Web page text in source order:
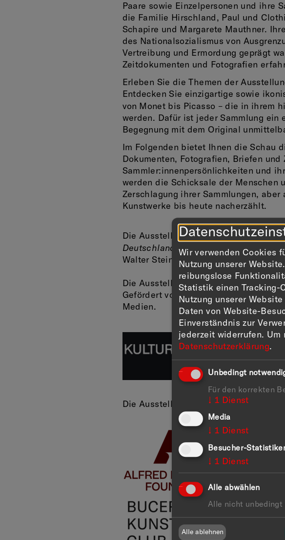
Paare sowie Einzelpersonen und ihre
die Familie Hirschland, Paul und
Schapire und Margarete Mauthner.
des Nationalsozialismus von
Vertreibung und Ermordung geprägt
Zeitdokumenten und Fotografien
Erleben Sie die Themen der
Entdecken Sie einzigartige sowie
von Monet bis Picasso – die in ihrem
werden. Dafür ist jeder Sammlung ein
Begegnung mit dem Original
Im Folgenden bietet Ihnen die Schau
Dokumenten, Fotografien, Briefen und
Sammler:innenpersönlichkeiten und
werden die Schicksale der Menschen
Zerschlagung ihrer Sammlungen, aber
Kunstwerke bis heute nacherzählt.
Die AusstellungVon Monet bis
Deutschland
steht unter der
Walter Steinmeier.
Die Ausstellung wird gefördert durch
Gefördert von dem Beauftragten der
Medien.
Die Ausstellung wird gefördert von
Wir verwenden Cookies
Nutzung unserer
reibungslose
Statistik einen Tracking-
Nutzung unserer
Daten von Website-
Einverständnis zur
jederzeit widerrufen. Um
Datenschutzerklärung.
Unbedingt
Für den korrekten
↓ 1 Dienst
Media
↓ 1 Dienst
Besucher-
↓ 1 Dienst
Alle abwählen
Alle nicht unbedingt
Alle ablehnen